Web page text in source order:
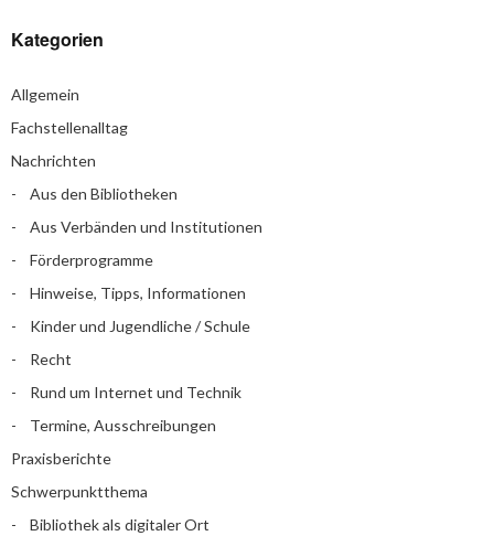
Kategorien
Allgemein
Fachstellenalltag
Nachrichten
Aus den Bibliotheken
Aus Verbänden und Institutionen
Förderprogramme
Hinweise, Tipps, Informationen
Kinder und Jugendliche / Schule
Recht
Rund um Internet und Technik
Termine, Ausschreibungen
Praxisberichte
Schwerpunktthema
Bibliothek als digitaler Ort